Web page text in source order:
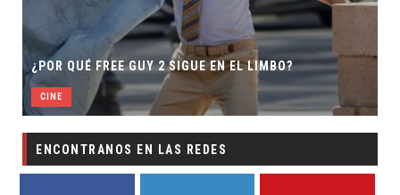
QUÉ FREE GUY 2 SIGUE EN EL LIMBO?
CINE
ENCONTRANOS EN LAS REDES